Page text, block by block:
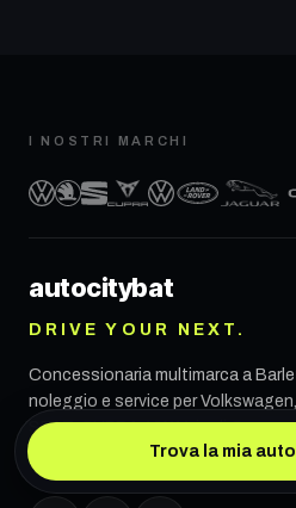
Trova la mia auto
I NOSTRI MARCHI
autocitybat
DRIVE YOUR NEXT.
Concessionaria multimarca a
noleggio e service per Volkswagen,
SEAT, CUPRA, VW Veicoli
Rover, Jaguar e CHANGAN.